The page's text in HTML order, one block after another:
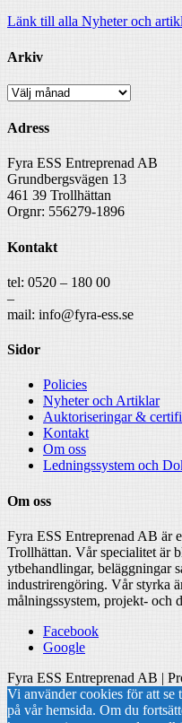
Länk till alla Nyheter och
Arkiv
Arkiv
Adress
Fyra ESS Entreprenad AB
Grundbergsvägen 13
461 39 Trollhättan
Orgnr: 556279-1896
Kontakt
tel: 0520 – 180 00
–
mail: info@fyra-ess.se
Sidor
Policies
Nyheter och Artiklar
Auktoriseringar &
Kontakt
Om oss
Ledningssystem och
Om oss
Fyra ESS Entreprenad AB är
Trollhättan. Vår specialitet är
ytbehandlingar, beläggningar
industrirengöring. Vår styrka
målningssystem, projekt- och
Facebook
Google
Fyra ESS Entreprenad AB |
Vi använder cookies för att se
på vår hemsida. Om du